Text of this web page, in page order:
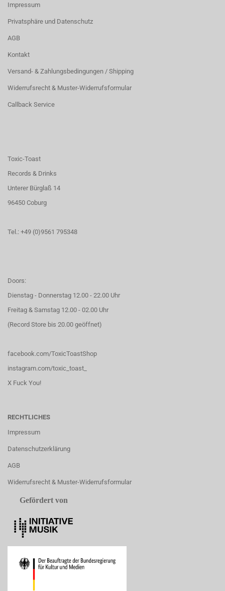
Impressum
Privatsphäre und Datenschutz
AGB
Kontakt
Versand- & Zahlungsbedingungen / Shipping
Widerrufsrecht & Muster-Widerrufsformular
Callback Service
Toxic-Toast
Records & Drinks
Unterer Bürglaß 14
96450 Coburg
Tel.: +49 (0)9561 795348
Doors:
Dienstag - Donnerstag 12.00 - 22.00 Uhr
Freitag & Samstag 12.00 - 02.00 Uhr
(Record Store bis 20.00 geöffnet)
facebook.com/ToxicToastShop
instagram.com/toxic_toast_
X Fuck You!
RECHTLICHES
Impressum
Datenschutzerklärung
AGB
Widerrufsrecht & Muster-Widerrufsformular
Gefördert von